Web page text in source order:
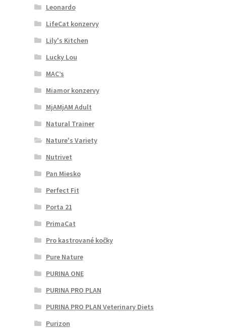
Leonardo
LifeCat konzervy
Lily's Kitchen
Lucky Lou
MAC’s
Miamor konzervy
MjAMjAM Adult
Natural Trainer
Nature's Variety
Nutrivet
Pan Miesko
Perfect Fit
Porta 21
PrimaCat
Pro kastrované kočky
Pure Nature
PURINA ONE
PURINA PRO PLAN
PURINA PRO PLAN Veterinary Diets
Purizon